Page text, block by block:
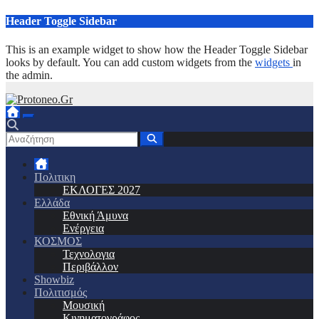
Μετάβαση
περιεχόμενο
Header Toggle Sidebar
This is an example widget to show how the Header Toggle Sidebar
looks by default. You can add custom widgets from the widgets in
the admin.
Πολιτικη
ΕΚΛΟΓΕΣ 2027
Ελλάδα
Εθνική Άμυνα
Ενέργεια
ΚΟΣΜΟΣ
Τεχνολογια
Περιβάλλον
Showbiz
Πολιτισμός
Μουσική